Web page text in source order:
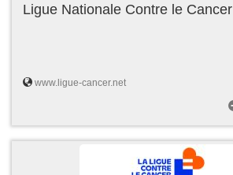
Ligue Nationale Contre le Cancer
www.ligue-cancer.net